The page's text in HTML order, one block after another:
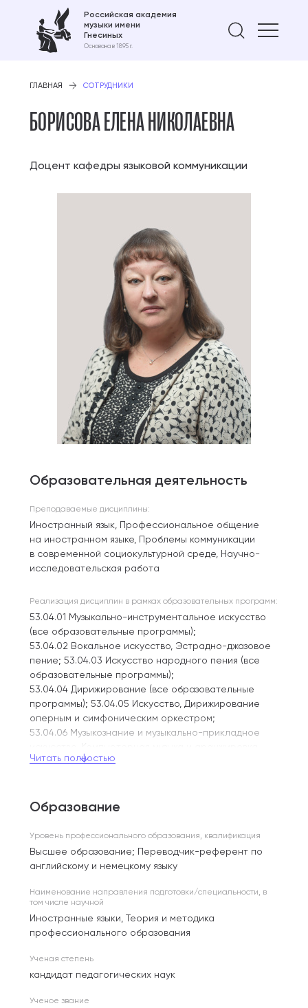
Российская академия
музыки имени
Гнесиных
Основана в 1895 г.
Найти
ГЛАВНАЯ СОТРУДНИКИ
БОРИСОВА ЕЛЕНА НИКОЛАЕВНА
Доцент кафедры языковой коммуникации
Образовательная деятельность
Преподаваемые дисциплины:
Иностранный язык, Профессиональное общение
на иностранном языке, Проблемы коммуникации
в современной социокультурной среде, Научно-
исследовательская работа
Реализация дисциплин в рамках образовательных программ:
53.04.01 Музыкально-инструментальное искусство
(все образовательные программы);
53.04.02 Вокальное искусство, Эстрадно-джазовое
пение; 53.04.03 Искусство народного пения (все
образовательные программы);
53.04.04 Дирижирование (все образовательные
программы); 53.04.05 Искусство, Дирижирование
оперным и симфоническим оркестром;
53.04.06 Музыкознание и музыкально-прикладное
Музыкальная журналистика и редакторская
53.09.01 Искусство музыкального исполнительства
53.09.02 Искусство вокального исполнительства,
Народное пение; 53.09.03 Искусство композиции,
Искусство композиции; 53.09.04 Мастерство
музыкальной звукорежиссуры; 53.09.05 Искусство
дирижирования (все образовательные программы)
Читать полностью
Образование
Уровень профессионального образования, квалификация
Высшее образование; Переводчик-референт по
английскому и немецкому языку
Наименование направления подготовки/специальности, в
том числе научной
Иностранные языки, Теория и методика
профессионального образования
Ученая степень
кандидат педагогических наук
Ученое звание